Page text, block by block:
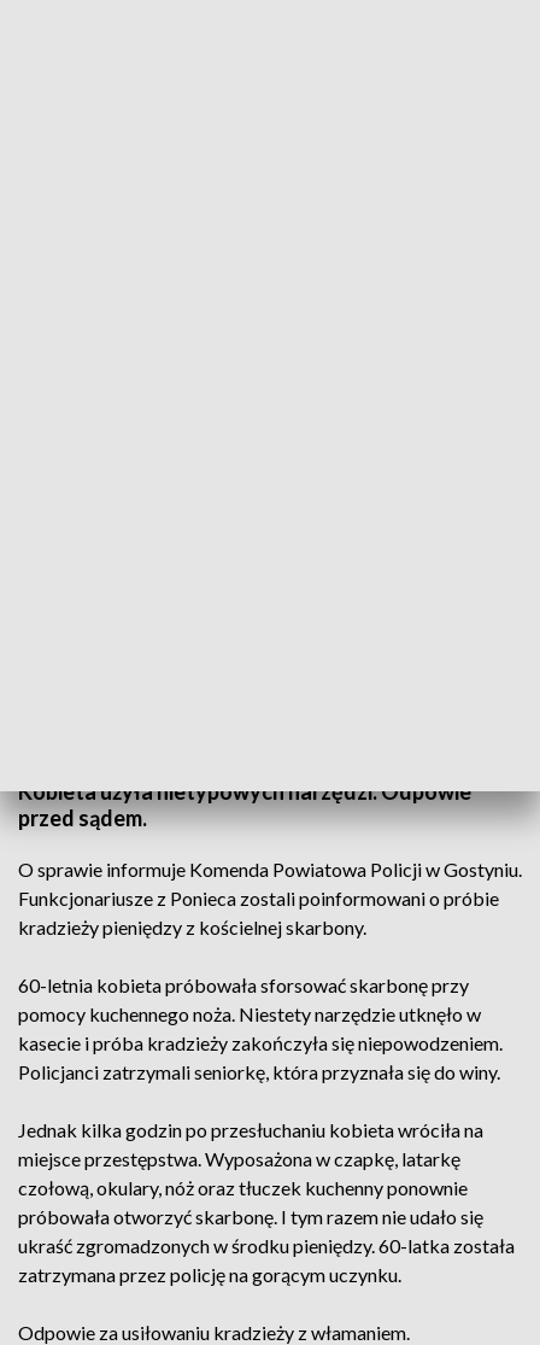
Kobieta użyła nietypowych narzędzi. Odpowie
przed sądem.
O sprawie informuje Komenda Powiatowa Policji w Gostyniu.
Funkcjonariusze z Ponieca zostali poinformowani o próbie
kradzieży pieniędzy z kościelnej skarbony.
60-letnia kobieta próbowała sforsować skarbonę przy
pomocy kuchennego noża. Niestety narzędzie utknęło w
kasecie i próba kradzieży zakończyła się niepowodzeniem.
Policjanci zatrzymali seniorkę, która przyznała się do winy.
Jednak kilka godzin po przesłuchaniu kobieta wróciła na
miejsce przestępstwa. Wyposażona w czapkę, latarkę
czołową, okulary, nóż oraz tłuczek kuchenny ponownie
próbowała otworzyć skarbonę. I tym razem nie udało się
ukraść zgromadzonych w środku pieniędzy. 60-latka została
zatrzymana przez policję na gorącym uczynku.
Odpowie za usiłowaniu kradzieży z włamaniem.